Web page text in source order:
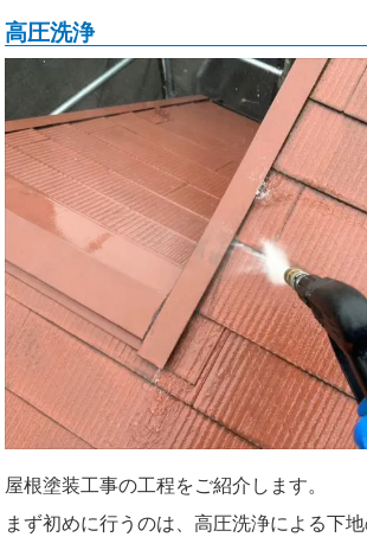
高圧洗浄
屋根塗装工事の工程をご紹介します。
まず初めに行うのは、高圧洗浄による下地